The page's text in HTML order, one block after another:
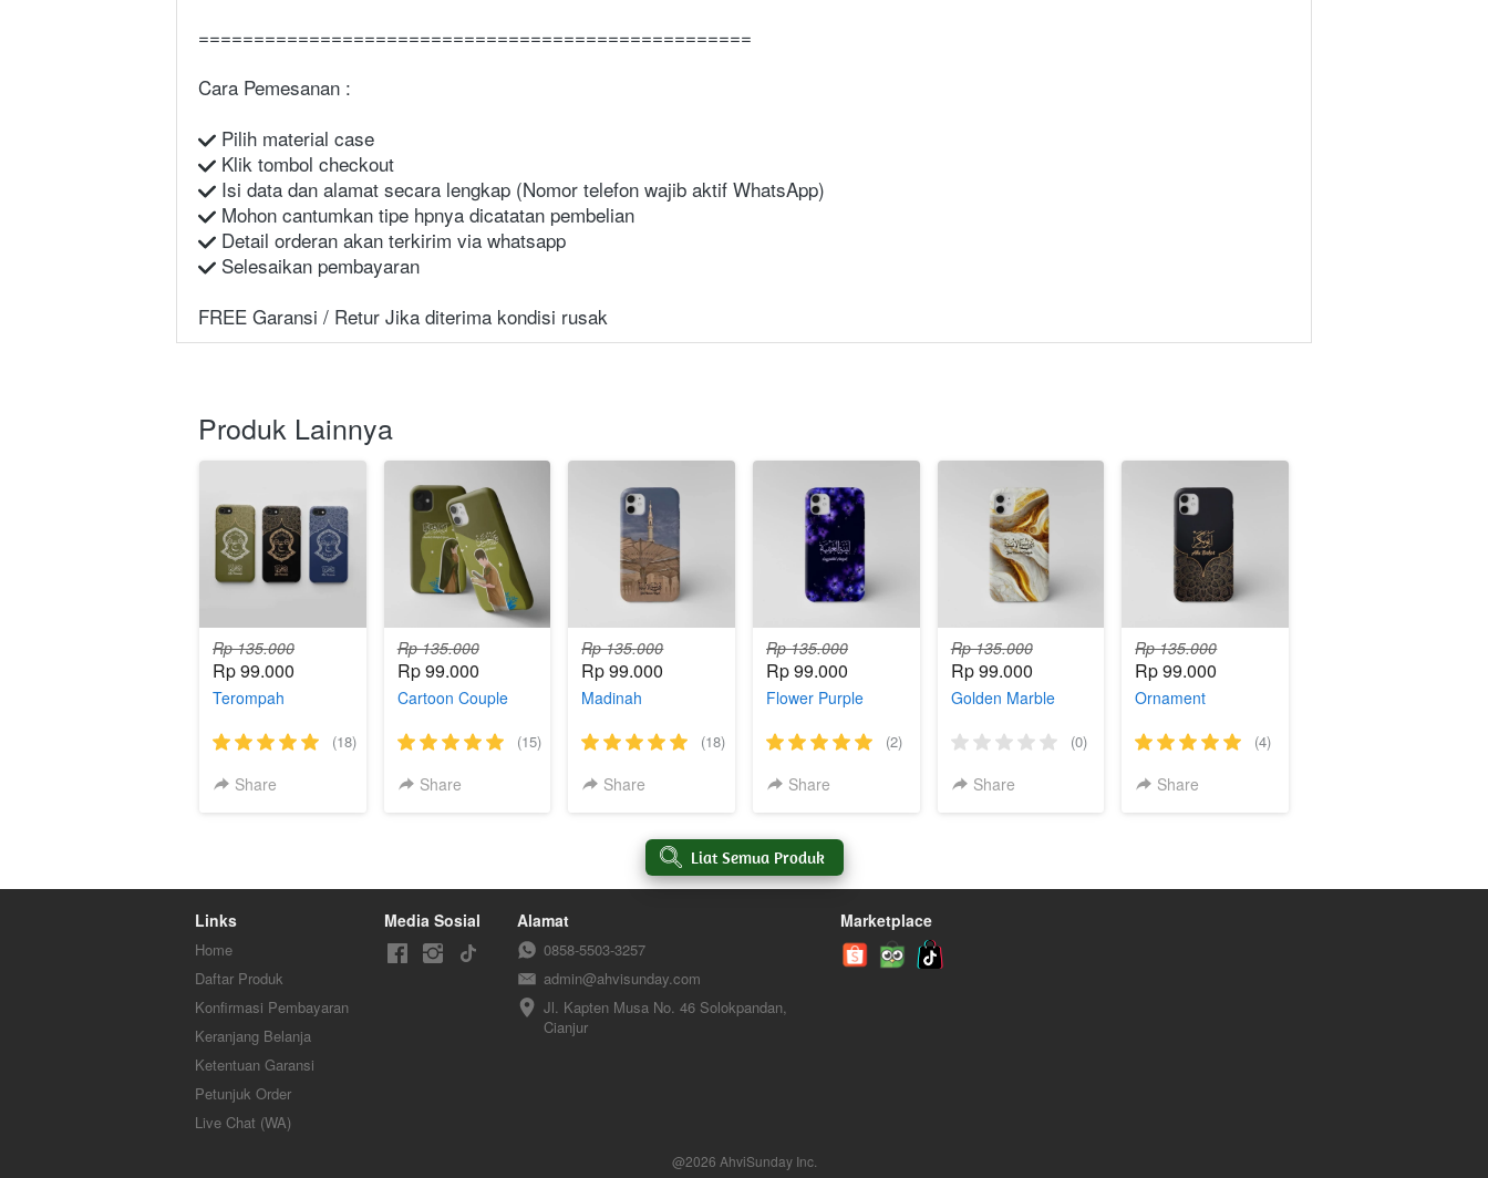
==================================================
Cara Pemesanan :
Pilih material case
Klik tombol checkout
Isi data dan alamat secara lengkap (Nomor telefon wajib aktif WhatsApp)
Mohon cantumkan tipe hpnya dicatatan pembelian
Detail orderan akan terkirim via whatsapp
Selesaikan pembayaran
FREE Garansi / Retur Jika diterima kondisi rusak
Produk Lainnya
Rp 135.000
Rp 99.000
Terompah
(18)
Share
Rp 135.000
Rp 99.000
Cartoon Couple
(15)
Share
Rp 135.000
Rp 99.000
Madinah
(18)
Share
Rp 135.000
Rp 99.000
Flower Purple
(2)
Share
Rp 135.000
Rp 99.000
Golden Marble
(0)
Share
Rp 135.000
Rp 99.000
Ornament
(4)
Share
` Liat Semua Produk
Links
Home
Daftar Produk
Konfirmasi Pembayaran
Keranjang Belanja
Ketentuan Garansi
Petunjuk Order
Live Chat (WA)
Media Sosial Alamat
0858-5503-3257
admin@ahvisunday.com
Jl. Kapten Musa No. 46 Solokpandan,
Cianjur
Marketplace
@2026 AhviSunday Inc.